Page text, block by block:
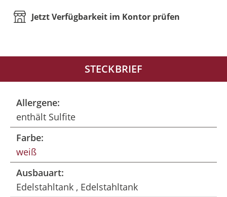
Jetzt Verfügbarkeit im Kontor prüfen
STECKBRIEF
Allergene:
enthält Sulfite
Farbe:
weiß
Ausbauart:
Edelstahltank , Edelstahltank